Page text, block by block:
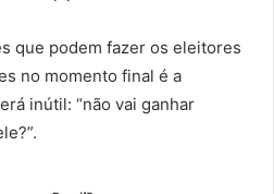
que podem fazer os eleitores
no momento final é a
inútil: “não vai ganhar